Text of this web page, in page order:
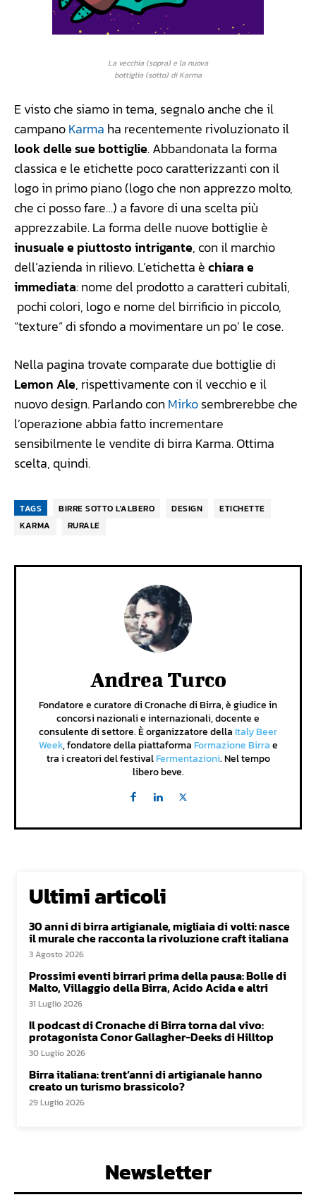
La vecchia (sopra) e la nuova
bottiglia (sotto) di Karma
E visto che siamo in tema, segnalo anche che il
campanoKarma ha recentemente rivoluzionato il
look delle sue bottiglie. Abbandonata la forma
classica e le etichette poco caratterizzanti con il
logo in primo piano (logo che non apprezzo molto,
che ci posso fare…) a favore di una scelta più
apprezzabile. La forma delle nuove bottiglie è
inusuale e piuttosto intrigante, con il marchio
dell’azienda in rilievo. L’etichetta èchiara e
immediata: nome del prodotto a caratteri cubitali,
pochi colori, logo e nome del birrificio in piccolo,
“texture” di sfondo a movimentare un po’ le cose.
Nella pagina trovate comparate due bottiglie di
Lemon Ale, rispettivamente con il vecchio e il
nuovo design. Parlando conMirkosembrerebbe che
l’operazione abbia fatto incrementare
sensibilmente le vendite di birra Karma. Ottima
scelta, quindi.
TAGS BIRRE SOTTO L'ALBERO DESIGN
ETICHETTE
KARMA
RURALE
Andrea Turco
Fondatore e curatore di Cronache di Birra, è giudice in
concorsi nazionali e internazionali, docente e
consulente di settore. È organizzatore della Italy Beer
Week, fondatore della piattaforma Formazione Birrae
tra i creatori del festivalFermentazioni. Nel tempo
libero beve.
Ultimi articoli
30 anni di birra artigianale, migliaia di volti: nasce
il murale che racconta la rivoluzione craft italiana
3 Agosto 2026
Prossimi eventi birrari prima della pausa: Bolle di
Malto, Villaggio della Birra, Acido Acida e altri
31 Luglio 2026
Il podcast di Cronache di Birra torna dal vivo:
protagonista Conor Gallagher-Deeks di Hilltop
30 Luglio 2026
Birra italiana: trent’anni di artigianale hanno
creato un turismo brassicolo?
29 Luglio 2026
Newsletter